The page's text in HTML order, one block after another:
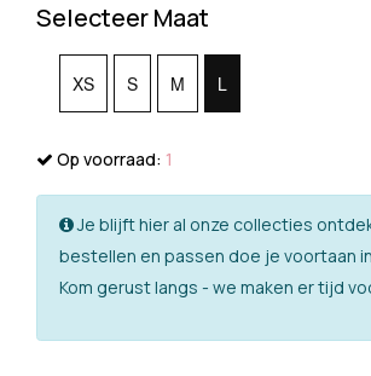
Selecteer Maat
XS S M L
Op voorraad: 1
Je blijft hier al onze collecties
bestellen en passen doe je voortaan
Kom gerust langs - we maken er tijd